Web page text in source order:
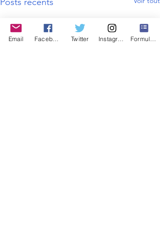
Posts récents
Email Twitter